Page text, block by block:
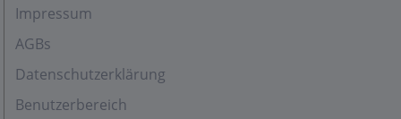
Impressum
AGBs
Datenschutzerklärung
Benutzerbereich